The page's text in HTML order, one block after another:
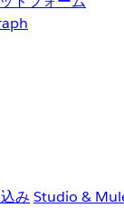
み Studio &